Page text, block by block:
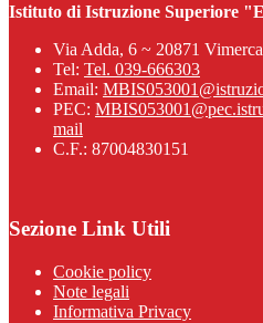
Istituto di Istruzione Superiore
Via Adda, 6 ~ 20871
Tel: Tel. 039-666303
Email:
PEC:
mail
C.F.: 87004830151
Sezione Link Utili
Cookie policy
Note legali
Informativa Privacy